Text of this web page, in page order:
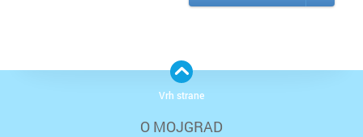
O MOJGRAD
Vrh strane